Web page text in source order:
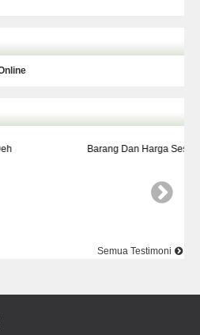
Sesuai Kualitasnya Top Nya Pake Banget
Semua Testimoni